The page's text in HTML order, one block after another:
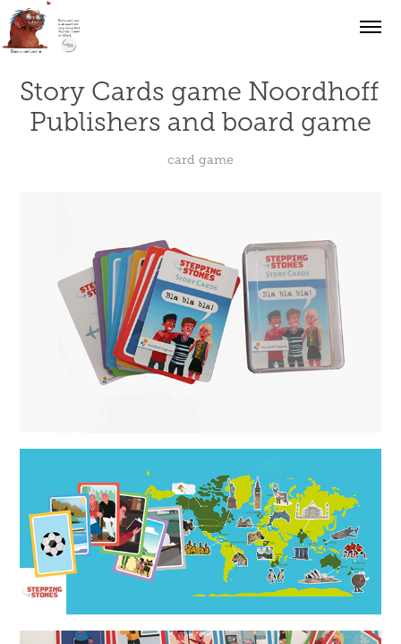
Story Cards game Noordhoff
Publishers and board game
card game